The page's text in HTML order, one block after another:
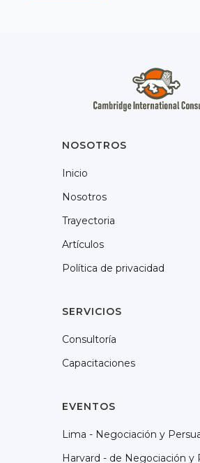
NOSOTROS
Inicio
Nosotros
Trayectoria
Artículos
Política de privacidad
SERVICIOS
Consultoría
Capacitaciones
EVENTOS
Lima - Negociación y
Harvard - de Negociación y